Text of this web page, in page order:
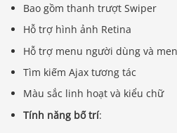
Bao gồm thanh trượt Swiper
Hỗ trợ hình ảnh Retina
Hỗ trợ menu người dùng và
Tìm kiếm Ajax tương tác
Màu sắc linh hoạt và kiểu chữ
Tính năng bố trí: